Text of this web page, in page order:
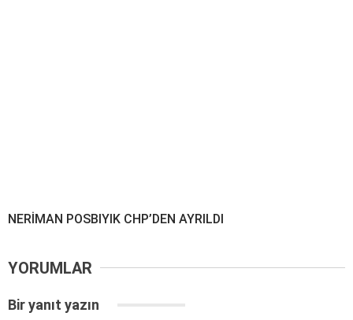
NERİMAN POSBIYIK CHP’DEN AYRILDI
YORUMLAR
Bir yanıt yazın